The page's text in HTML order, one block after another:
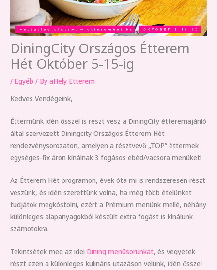
DiningCity Országos Étterem
Hét Október 5-15-ig
/ Egyéb / ByaHely Etterem
Kedves Vendégeink,
Éttermünk idén ősszel is részt vesz a DiningCity étteremajánló
által szervezett Diningcity Országos Étterem Hét
rendezvénysorozaton, amelyen a résztvevő „TOP” éttermek
egységes-fix áron kínálnak 3 fogásos ebéd/vacsora menüket!
Az Étterem Hét programon, évek óta mi is rendszeresen részt
veszünk, és idén szerettünk volna, ha még több ételünket
tudjátok megkóstolni, ezért a Prémium menünk mellé, néhány
különleges alapanyagokból készült extra fogást is kínálunk
számotokra.
Tekintsétek meg az idei Dining menüsorunkat, és vegyetek
részt ezen a különleges kulináris utazáson velünk, idén ősszel